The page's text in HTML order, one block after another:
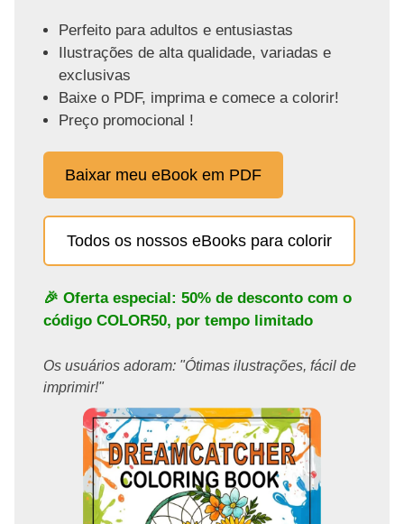
Perfeito para adultos e entusiastas
Ilustrações de alta qualidade, variadas e
exclusivas
Baixe o PDF, imprima e comece a colorir!
Preço promocional !
Baixar meu eBook em PDF
Todos os nossos eBooks para colorir
🎉 Oferta especial: 50% de desconto com o
código COLOR50, por tempo limitado
Os usuários adoram: "Ótimas ilustrações, fácil de
imprimir!"